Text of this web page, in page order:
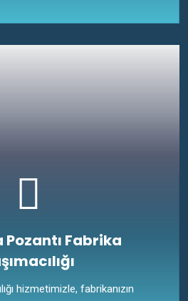
Fabrika
hizmetimizle, fabrikanızın